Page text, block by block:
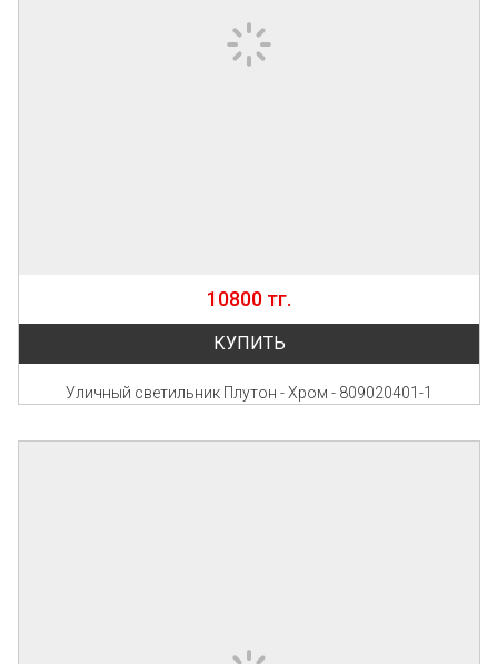
10800 тг.
КУПИТЬ
Уличный светильник Плутон - Хром - 809020401-1